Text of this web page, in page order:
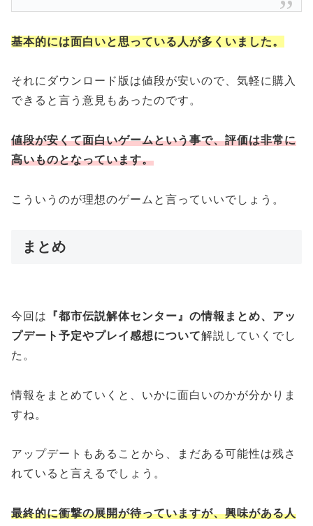
基本的には面白いと思っている人が多くいました。
それにダウンロード版は値段が安いので、気軽に購入
できると言う意見もあったのです。
値段が安くて面白いゲームという事で、評価は非常に
高いものとなっています。
こういうのが理想のゲームと言っていいでしょう。
まとめ
今回は
『都市伝説解体センター』の情報まとめ、アッ
プデート予定やプレイ感想について解説していくでし
た。
情報をまとめていくと、いかに面白いのかが分かりま
すね。
アップデートもあることから、まだある可能性は残さ
れていると言えるでしょう。
最終的に衝撃の展開が待っていますが、興味がある人